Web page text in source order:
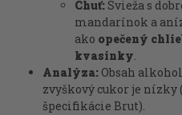
Chuť: Svieža s
mandarínok a
ako opečený
kvasinky.
Analýza: Obsah
zvyškový cukor je nízky
špecifikácie Brut).